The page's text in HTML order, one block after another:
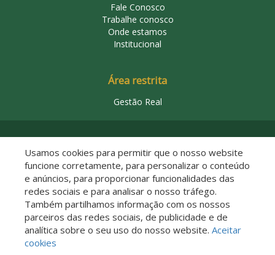
Fale Conosco
Trabalhe conosco
Onde estamos
Institucional
Área restrita
Gestão Real
Descomplicado por:
Usamos cookies para permitir que o nosso website
funcione corretamente, para personalizar o conteúdo
e anúncios, para proporcionar funcionalidades das
redes sociais e para analisar o nosso tráfego.
Também partilhamos informação com os nossos
parceiros das redes sociais, de publicidade e de
analítica sobre o seu uso do nosso website. Aceitar
cookies